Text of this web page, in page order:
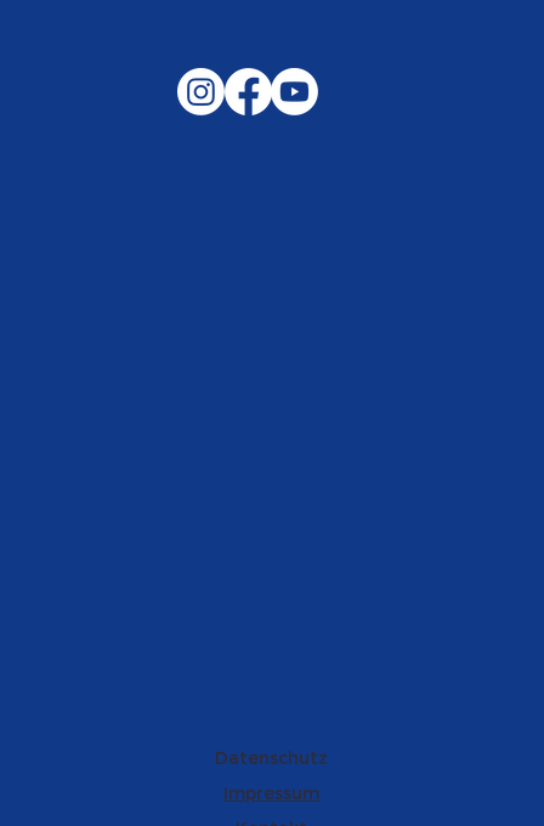
Gemeinsam auf außergewöhnliche
Datenschutz
Impressum